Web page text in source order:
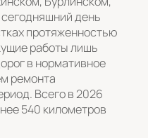
день
протяженностью
работы лишь
в нормативное
ремонта
Всего в 2026
540 километров